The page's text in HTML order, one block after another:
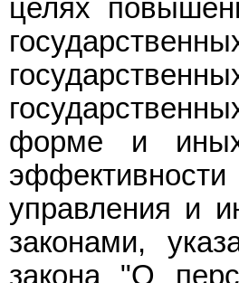
целях
форме и
управления и
законами,
закона "О